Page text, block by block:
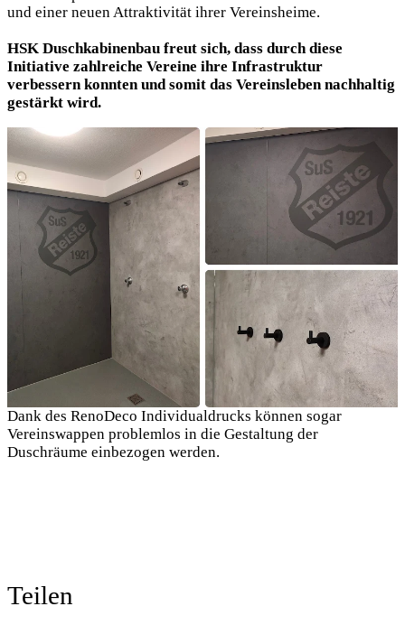
und einer neuen Attraktivität ihrer Vereinsheime.
HSK Duschkabinenbau freut sich, dass durch diese
Initiative zahlreiche Vereine ihre Infrastruktur
verbessern konnten und somit das Vereinsleben nachhaltig
gestärkt wird.
Dank des RenoDeco Individualdrucks können sogar
Vereinswappen problemlos in die Gestaltung der
Duschräume einbezogen werden.
Teilen